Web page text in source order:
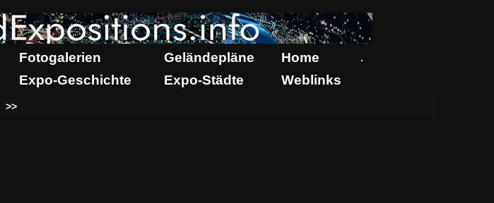
Fotogalerien Geländepläne Home .
Expo-Geschichte Expo-Städte Weblinks
>>